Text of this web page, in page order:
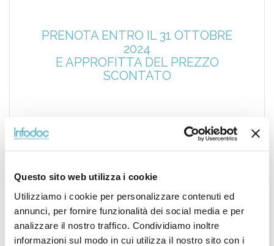
Questo sito web utilizza i cookie
Utilizziamo i cookie per personalizzare contenuti ed
annunci, per fornire funzionalità dei social media e per
analizzare il nostro traffico. Condividiamo inoltre
informazioni sul modo in cui utilizza il nostro sito con i
PRENOTA ENTRO IL 31 OTTOBRE
2024
E APPROFITTA DEL PREZZO
SCONTATO
della collana
“I criteri di scelta e di trattamento degli
acciai da costruzione e da utensili”, è il risultato di
scritto in modo chiaro e accessibile, utilizza un
linguaggio conciso e comprensibile anche per coloro
che non hanno una formazione specifica in
metallurgia.